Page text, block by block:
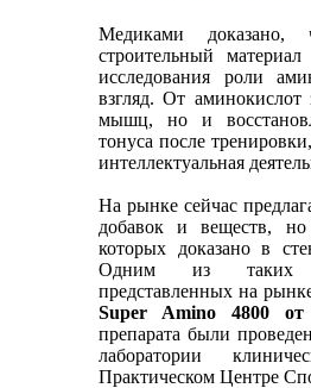
Медиками
строительный
исследования роли
взгляд. От
мышц, но и
тонуса после
интеллектуальная
На рынке сейчас
добавок и веществ, но
которых доказано в
Одним из таких
представленных на
Super Amino 4800 от
препарата были
лаборатории
Практическом Центре